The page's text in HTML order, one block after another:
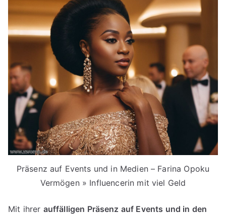
Präsenz auf Events und in Medien – Farina Opoku
Vermögen » Influencerin mit viel Geld
Mit ihrer auffälligen Präsenz auf Events und in den